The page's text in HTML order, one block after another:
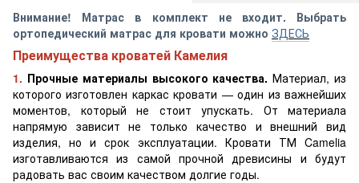
Внимание! Матрас в комплект не входит. Выбрать
ортопедический матрас для кровати можно ЗДЕСЬ
Преимущества кроватей Камелия
1. Прочные материалы высокого качества. Материал, из
которого изготовлен каркас кровати — один из важнейших
моментов, который не стоит упускать. От материала
напрямую зависит не только качество и внешний вид
изделия, но и срок эксплуатации. Кровати ТМ Camelia
изготавливаются из самой прочной древисины и будут
радовать вас своим качеством долгие годы.